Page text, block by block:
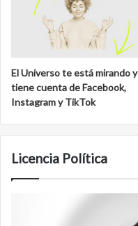
El Universo te está mirando y
tiene cuenta de Facebook,
Instagram y TikTok
Licencia Política